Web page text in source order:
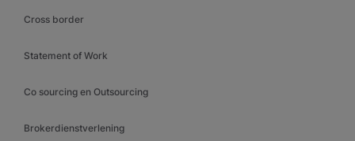
Cross border
Statement of Work
Co sourcing en Outsourcing
Brokerdienstverlening